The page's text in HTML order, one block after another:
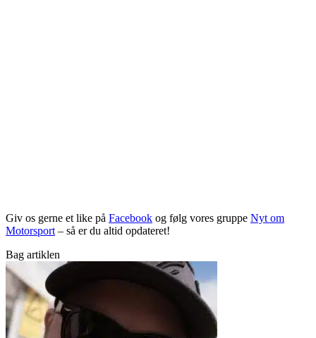
Giv os gerne et like på Facebook og følg vores gruppe Nyt om
Motorsport – så er du altid opdateret!
Bag artiklen